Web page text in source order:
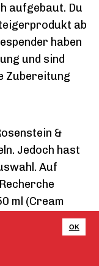
OK
aufgebaut. Du
ab
haben
und sind
Zubereitung
&
Jedoch hast
Auf
ml (Cream
(Cream